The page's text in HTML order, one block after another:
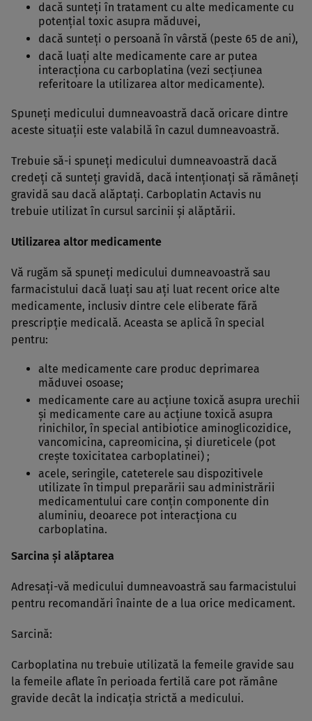
dacă sunteţi în tratament cu alte medicamente cu
potenţial toxic asupra măduvei,
dacă sunteţi o persoană în vârstă (peste 65 de ani),
dacă luaţi alte medicamente care ar putea
interacţiona cu carboplatina (vezi secţiunea
referitoare la utilizarea altor medicamente).
Spuneţi medicului dumneavoastră dacă oricare dintre
aceste situaţii este valabilă în cazul dumneavoastră.
Trebuie să-i spuneţi medicului dumneavoastră dacă
credeţi că sunteţi gravidă, dacă intenţionaţi să rămâneţi
gravidă sau dacă alăptaţi. Carboplatin Actavis nu
trebuie utilizat în cursul sarcinii şi alăptării.
Utilizarea altor medicamente
Vă rugăm să spuneţi medicului dumneavoastră sau
farmacistului dacă luaţi sau aţi luat recent orice alte
medicamente, inclusiv dintre cele eliberate fără
prescripţie medicală. Aceasta se aplică în special
pentru:
alte medicamente care produc deprimarea
măduvei osoase;
medicamente care au acţiune toxică asupra urechii
şi medicamente care au acţiune toxică asupra
rinichilor, în special antibiotice aminoglicozidice,
vancomicina, capreomicina, şi diureticele (pot
creşte toxicitatea carboplatinei) ;
acele, seringile, cateterele sau dispozitivele
utilizate în timpul preparării sau administrării
medicamentului care conţin componente din
aluminiu, deoarece pot interacţiona cu
carboplatina.
Sarcina şi alăptarea
Adresaţi-vă medicului dumneavoastră sau farmacistului
pentru recomandări înainte de a lua orice medicament.
Sarcină:
Carboplatina nu trebuie utilizată la femeile gravide sau
la femeile aflate în perioada fertilă care pot rămâne
gravide decât la indicaţia strictă a medicului.